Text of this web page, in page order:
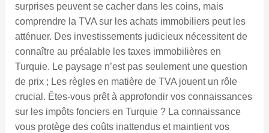
surprises peuvent se cacher dans les coins, mais
comprendre la TVA sur les achats immobiliers peut les
atténuer. Des investissements judicieux nécessitent de
connaître au préalable les taxes immobilières en
Turquie. Le paysage n’est pas seulement une question
de prix ; Les règles en matière de TVA jouent un rôle
crucial. Êtes-vous prêt à approfondir vos connaissances
sur les impôts fonciers en Turquie ? La connaissance
vous protège des coûts inattendus et maintient vos